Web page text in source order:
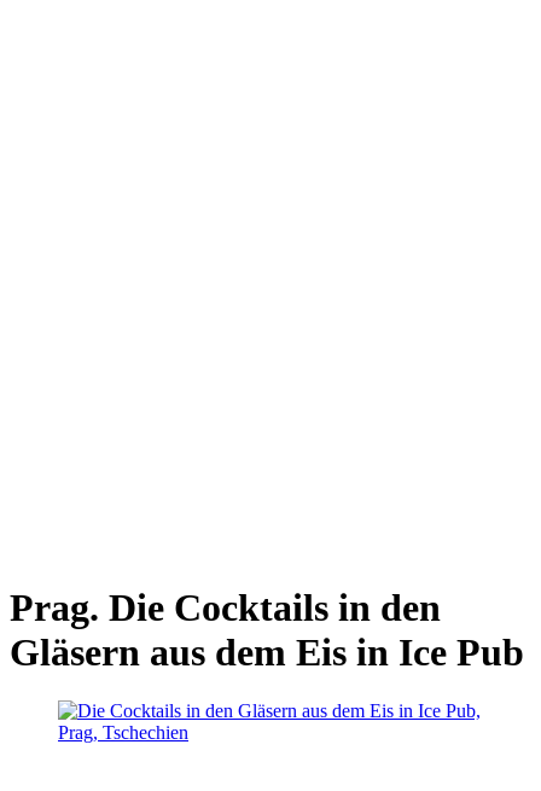
Prag. Die Cocktails in den
Gläsern aus dem Eis in Ice Pub